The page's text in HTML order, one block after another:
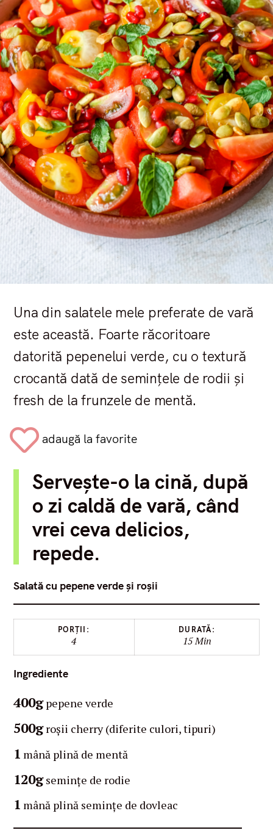
Una din salatele mele preferate de vară
este această. Foarte răcoritoare
datorită pepenelui verde, cu o textură
crocantă dată de semințele de rodii și
fresh de la frunzele de mentă.
adaugă la favorite
Servește-o la cină, după
o zi caldă de vară, când
vrei ceva delicios,
repede.
Salată cu pepene verde și roșii
PORȚII:
4
DURATĂ:
15 Min
Ingrediente
400gpepene verde
500groșii cherry (diferite culori, tipuri)
1 mână plină de mentă
120gsemințe de rodie
1 mână plină semințe de dovleac